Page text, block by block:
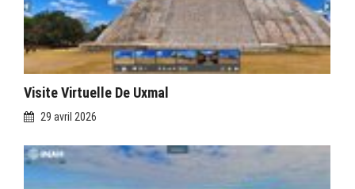
Visite Virtuelle De Uxmal
29 avril 2026